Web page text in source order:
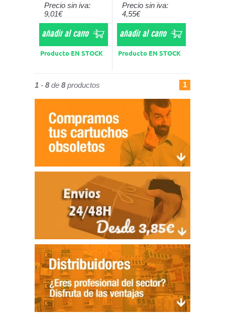
Producto EN STOCK
Precio sin iva:
9,01€
añadir al carro
Producto EN STOCK
Precio sin iva:
4,55€
añadir al carro
1 - 8de 8productos 1